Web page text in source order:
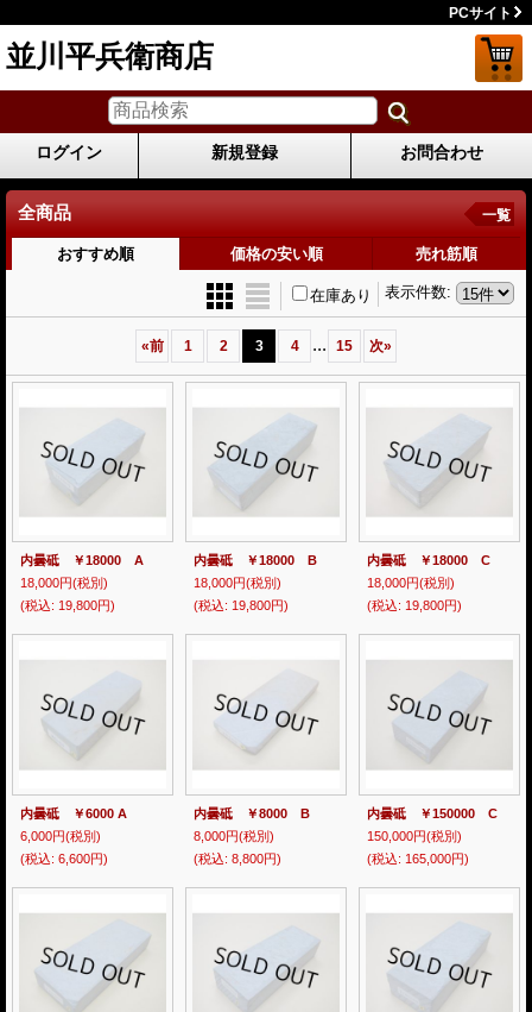
PCサイト
並川平兵衛商店
ログイン 新規登録 お問合わせ
全商品 一覧
おすすめ順 価格の安い順 売れ筋順
表示件数:
在庫あり
«前 1 2 3 4 ... 15 次»
内曇砥 ￥18000 A
18,000円(税別)
(税込: 19,800円)
内曇砥 ￥18000 B
18,000円(税別)
(税込: 19,800円)
内曇砥 ￥18000 C
18,000円(税別)
(税込: 19,800円)
内曇砥 ￥6000 A
6,000円(税別)
(税込: 6,600円)
内曇砥 ￥8000 B
8,000円(税別)
(税込: 8,800円)
内曇砥 ￥150000 C
150,000円(税別)
(税込: 165,000円)